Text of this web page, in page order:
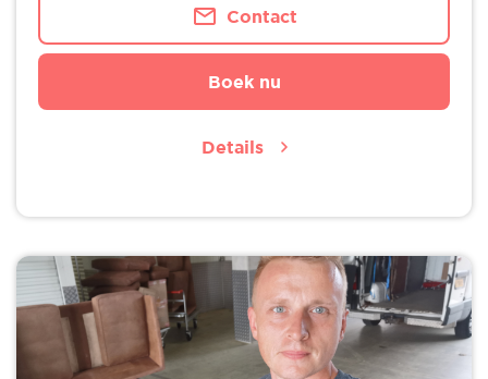
Contact
Boek nu
Details